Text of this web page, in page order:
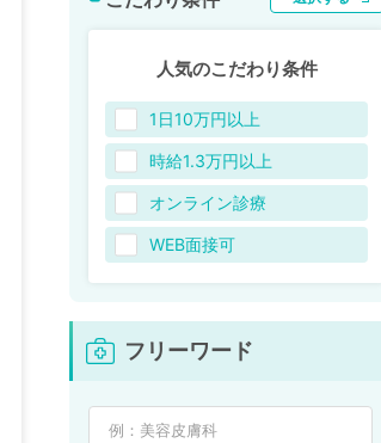
人気のこだわり条件
1日10万円以上
時給1.3万円以上
オンライン診療
WEB面接可
フリーワード